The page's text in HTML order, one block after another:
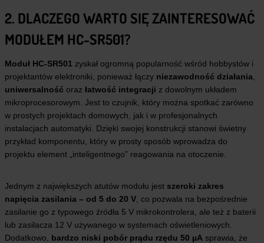
2. DLACZEGO WARTO SIĘ ZAINTERESOWAĆ
MODUŁEM HC-SR501?
Moduł HC-SR501 zyskał ogromną popularność wśród hobbystów i
projektantów elektroniki, ponieważ łączy niezawodność działania
uniwersalność oraz łatwość integracji z dowolnym układem
mikroprocesorowym. Jest to czujnik, który można spotkać zarówno
w prostych projektach domowych, jak i w profesjonalnych
instalacjach automatyki. Dzięki swojej konstrukcji stanowi świetny
przykład komponentu, który w prosty sposób wprowadza do
projektu element „inteligentnego” reagowania na otoczenie.
Jednym z największych atutów modułu jest szeroki zakres
napięcia zasilania – od 5 do 20 V , co pozwala na bezpośrednie
zasilanie go z typowego źródła 5 V mikrokontrolera, ale też z baterii
lub zasilacza 12 V używanego w systemach oświetleniowych.
Dodatkowo, bardzo niski pobór prądu rzędu 50 µA sprawia, że